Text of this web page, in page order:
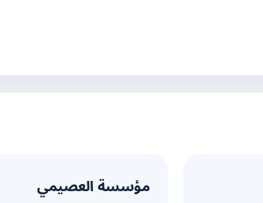
مؤسسة العصيمي